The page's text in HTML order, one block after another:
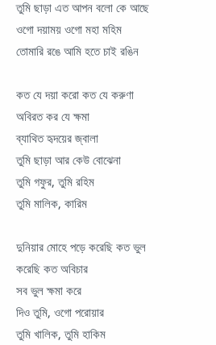
তুমি ছাড়া এত আপন বলো কে আছে
ওগো দয়াময় ওগো মহা মহিম
তোমারি রঙে আমি হতে চাই রঙিন
কত যে দয়া করো কত যে করুণা
অবিরত কর যে ক্ষমা
ব্যাথিত হৃদয়ের জ্বালা
তুমি ছাড়া আর কেউ বোঝেনা
তুমি গফুর, তুমি রহিম
তুমি মালিক, কারিম
দুনিয়ার মোহে পড়ে করেছি কত ভুল
করেছি কত অবিচার
সব ভুল ক্ষমা করে
দিও তুমি, ওগো পরোয়ার
তুমি খালিক, তুমি হাকিম